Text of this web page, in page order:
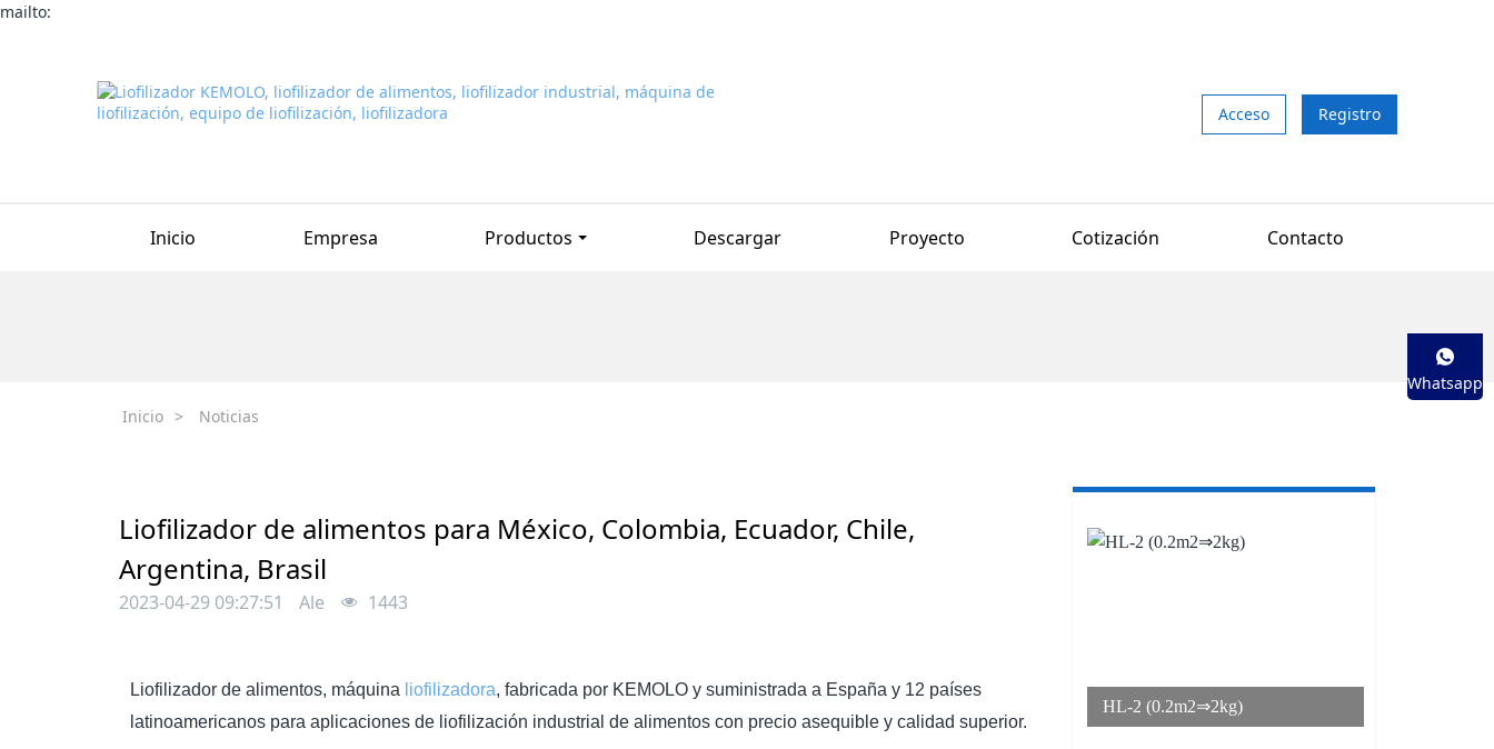
mailto:
Acceso Registro
Inicio Empresa Productos Descargar Proyecto Cotización Contacto
Inicio > Noticias
Liofilizador de alimentos para México, Colombia, Ecuador, Chile,
Argentina, Brasil
2023-04-29 09:27:51 Ale 1443
Liofilizador de alimentos, máquina liofilizadora, fabricada por KEMOLO y suministrada a España y 12 países
latinoamericanos para aplicaciones de liofilización industrial de alimentos con precio asequible y calidad superior.
HL-2 (0.2m2⇒2kg)
Whatsapp